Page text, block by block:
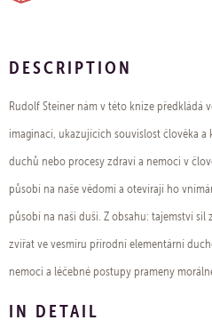
DESCRIPTION
Rudolf Steiner nám v této knize předkládá
imaginací, ukazujících souvislost člověka
duchů nebo procesy zdraví a nemoci v
působí na naše vědomí a otevírají ho
působí na naši duši. Z obsahu: tajemství
zvířat ve vesmíru přírodní elementární
nemoci a léčebné postupy prameny
IN DETAIL